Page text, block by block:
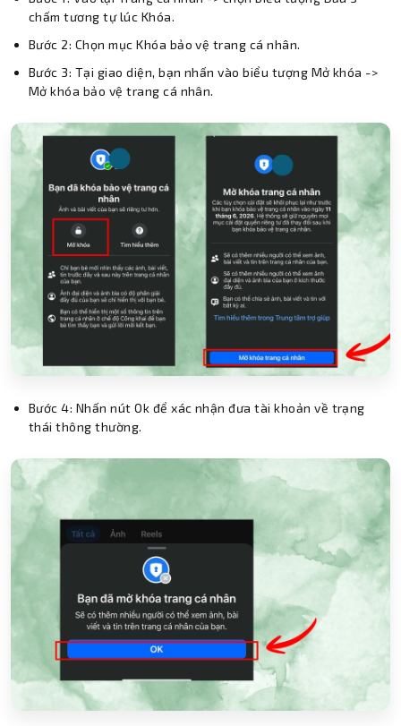
chấm tương tự lúc Khóa.
Bước 2: Chọn mục Khóa bảo vệ trang cá nhân.
Bước 3: Tại giao diện, bạn nhấn vào biểu tượng Mở khóa ->
Mở khóa bảo vệ trang cá nhân.
Bước 4: Nhấn nút Ok để xác nhận đưa tài khoản về trạng
thái thông thường.